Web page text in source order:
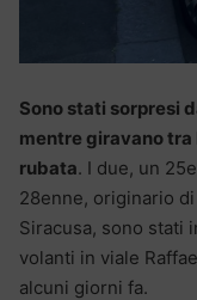
Sono stati sorpresi
mentre giravano tra
rubata. I due, un
28enne, originario
Siracusa, sono stati
volanti in viale
alcuni giorni fa.